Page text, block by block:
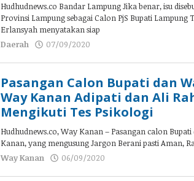
Hudhudnews.co Bandar Lampung Jika benar, isu
Provinsi Lampung sebagai Calon PjS Bupati Lampung
Erlansyah menyatakan siap
Daerah
07/09/2020
Pasangan Calon Bupati dan
Way Kanan Adipati dan Ali
Mengikuti Tes Psikologi
Hudhudnews.co, Way Kanan – Pasangan calon
Kanan, yang mengusung Jargon Berani pasti Aman,
Way Kanan
06/09/2020